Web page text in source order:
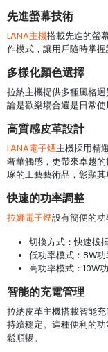
先進螢幕技術
LANA主機搭載先進的螢
作模式，讓用戶隨時掌握
多樣化顏色選擇
拉納主機提供多種風格
論是歡樂場合還是日常使
高質感皮革設計
LANA電子煙主機採用精
奢華觸感，更帶來卓越
琢的工藝藝術品，彰顯其
快速的功率調整
拉娜電子煙設有簡便的功
切換方式：快速拔
低功率模式：8W功
高功率模式：10W
智能的充電管理
拉納皮革主機搭載智能
持續穩定。這種便利的
鬆順暢。